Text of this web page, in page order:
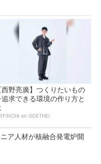
西野亮廣】つくりたいもの
追求できる環境の作り方と
on GOETHE)
ア人材が核融合発電炉開